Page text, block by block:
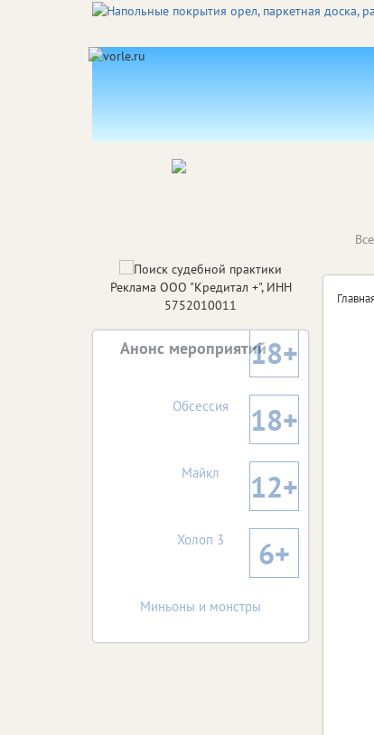
Реклама ООО "Кредитал +", ИНН
5752010011
Анонс мероприятий18+
Обсессия 18+
Майкл 12+
Холоп 3 6+
Миньоны и монстры